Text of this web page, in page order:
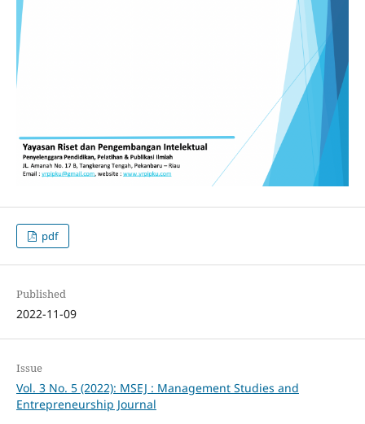
pdf
Published
2022-11-09
Issue
Vol. 3 No. 5 (2022): MSEJ : Management Studies and
Entrepreneurship Journal